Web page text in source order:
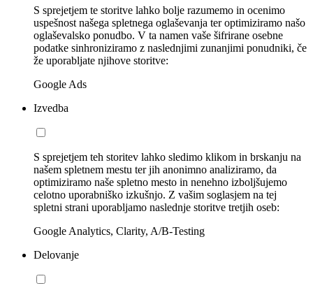
S sprejetjem te storitve lahko bolje razumemo in ocenimo
uspešnost našega spletnega oglaševanja ter optimiziramo našo
oglaševalsko ponudbo. V ta namen vaše šifrirane osebne
podatke sinhroniziramo z naslednjimi zunanjimi ponudniki, če
že uporabljate njihove storitve:
Google Ads
Izvedba
S sprejetjem teh storitev lahko sledimo klikom in brskanju na
našem spletnem mestu ter jih anonimno analiziramo, da
optimiziramo naše spletno mesto in nenehno izboljšujemo
celotno uporabniško izkušnjo. Z vašim soglasjem na tej
spletni strani uporabljamo naslednje storitve tretjih oseb:
Google Analytics, Clarity, A/B-Testing
Delovanje